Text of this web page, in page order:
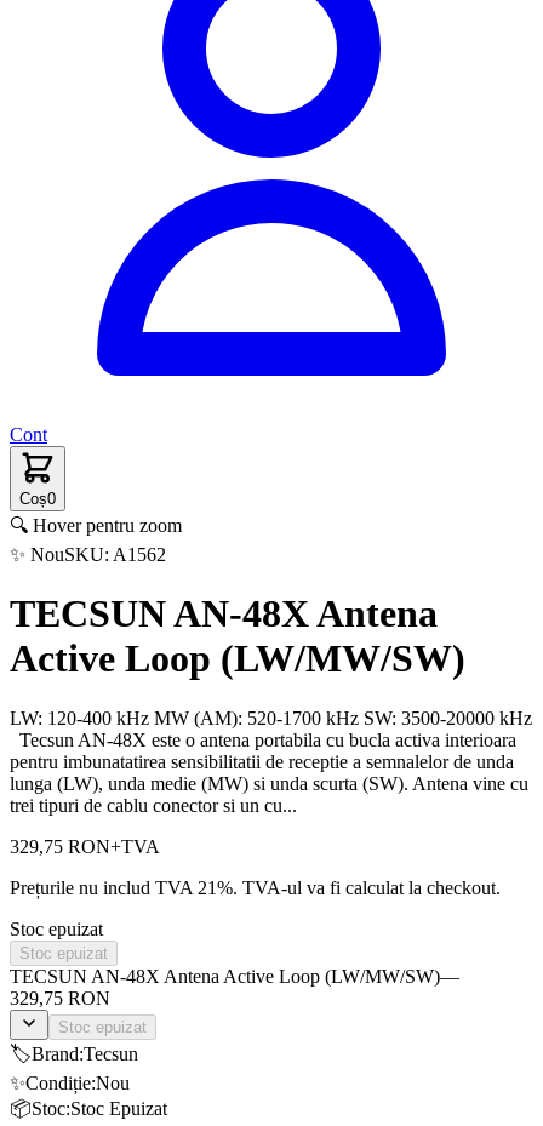
Cont
Coș0
🔍 Hover pentru zoom
✨ NouSKU: A1562
TECSUN AN-48X Antena
Active Loop (LW/MW/SW)
LW: 120-400 kHz MW (AM): 520-1700 kHz SW: 3500-20000 kHz
Tecsun AN-48X este o antena portabila cu bucla activa interioara
pentru imbunatatirea sensibilitatii de receptie a semnalelor de unda
lunga (LW), unda medie (MW) si unda scurta (SW). Antena vine cu
trei tipuri de cablu conector si un cu...
329,75 RON+TVA
Prețurile nu includ TVA 21%. TVA-ul va fi calculat la checkout.
Stoc epuizat
Stoc epuizat
TECSUN AN-48X Antena Active Loop (LW/MW/SW)—
329,75 RON
Stoc epuizat
🏷️Brand:Tecsun
✨Condiție:Nou
📦Stoc:Stoc Epuizat